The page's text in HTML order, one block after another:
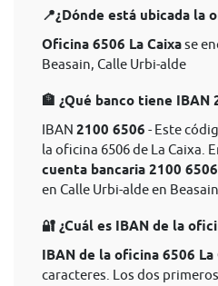
📍¿Dónde está ubicada la
Oficina 6506 La Caixase
Beasain, Calle Urbi-alde
🏦 ¿Qué banco tiene IBAN
IBAN 2100 6506 - Este
la oficina 6506 de La Caixa.
cuenta bancaria 2100 6506
en Calle Urbi-alde en
🔐 ¿Cuál es IBAN de la
IBAN de la oficina 6506 La
caracteres. Los dos